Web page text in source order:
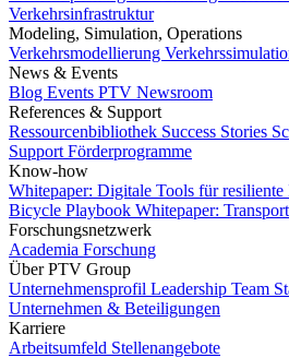
Verkehrsinfrastruktur
Modeling, Simulation, Operations
Verkehrsmodellierung
News & Events
Blog Events PTV Newsroom
References & Support
Ressourcenbibliothek Success Stories
Support Förderprogramme
Know-how
Whitepaper: Digitale Tools für
Bicycle Playbook Whitepaper:
Forschungsnetzwerk
Academia Forschung
Über PTV Group
Unternehmensprofil Leadership Team
Unternehmen & Beteiligungen
Karriere
Arbeitsumfeld Stellenangebote